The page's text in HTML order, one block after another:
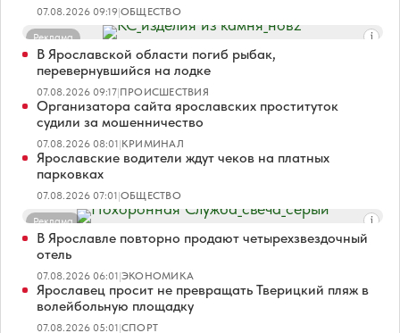
07.08.2026 09:19|ОБЩЕСТВО
Реклама
В Ярославской области погиб рыбак,
перевернувшийся на лодке
07.08.2026 09:17|ПРОИСШЕСТВИЯ
Организатора сайта ярославских проституток
судили за мошенничество
07.08.2026 08:01|КРИМИНАЛ
Ярославские водители ждут чеков на платных
парковках
07.08.2026 07:01|ОБЩЕСТВО
Реклама
В Ярославле повторно продают четырехзвездочный
отель
07.08.2026 06:01|ЭКОНОМИКА
Ярославец просит не превращать Тверицкий пляж в
волейбольную площадку
07.08.2026 05:01|СПОРТ